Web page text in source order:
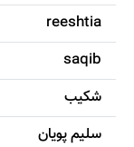
reeshtia
saqib
شکيب
سليم پویان